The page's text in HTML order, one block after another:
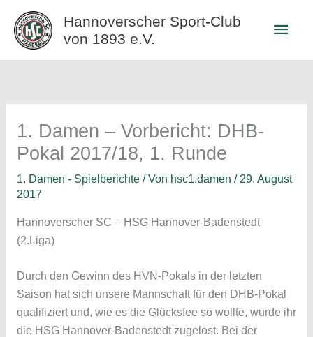
Inhalt
springen
Hannoverscher Sport-Club
von 1893 e.V.
1. Damen – Vorbericht: DHB-
Pokal 2017/18, 1. Runde
1. Damen - Spielberichte/ Von hsc1.damen /29. August
2017
Hannoverscher SC – HSG Hannover-Badenstedt
(2.Liga)
Durch den Gewinn des HVN-Pokals in der letzten
Saison hat sich unsere Mannschaft für den DHB-Pokal
qualifiziert und, wie es die Glücksfee so wollte, wurde ihr
die HSG Hannover-Badenstedt zugelost. Bei der